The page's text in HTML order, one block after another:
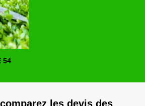
54
les devis des